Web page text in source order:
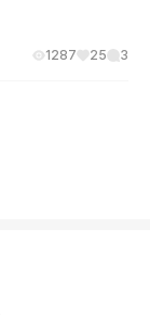
1287 25 3